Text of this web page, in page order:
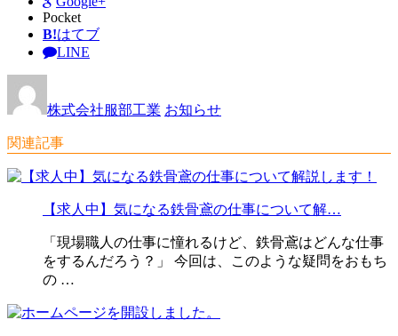
Pocket
B!はてブ
LINE
株式会社服部工業 お知らせ
関連記事
【求人中】気になる鉄骨鳶の仕事について解…
「現場職人の仕事に憧れるけど、鉄骨鳶はどんな仕事
をするんだろう？」 今回は、このような疑問をおもち
の …